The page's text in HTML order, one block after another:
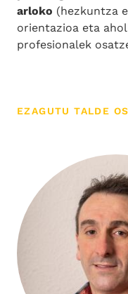
arloko (hezkuntza
orientazioa eta
profesionalek
EZAGUTU TALDE